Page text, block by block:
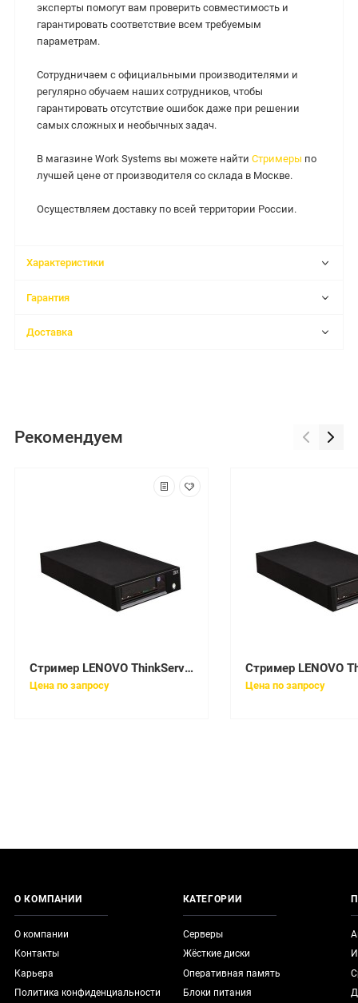
эксперты помогут вам проверить совместимость и
гарантировать соответствие всем требуемым
параметрам.
Сотрудничаем с официальными производителями и
регулярно обучаем наших сотрудников, чтобы
гарантировать отсутствие ошибок даже при решении
самых сложных и необычных задач.
В магазине Work Systems вы можете найти Стримеры по
лучшей цене от производителя со склада в Москве.
Осуществляем доставку по всей территории России.
Характеристики
Гарантия
Доставка
Рекомендуем
Стример LENOVO ThinkServer External LTO-6 Tape Drive [4XF0F28770]
Цена по запросу Цена по запросу
О КОМПАНИИ
О компании
Контакты
Карьера
Политика конфиденциальности
КАТЕГОРИИ
Серверы
Жёсткие диски
Оперативная память
Блоки питания